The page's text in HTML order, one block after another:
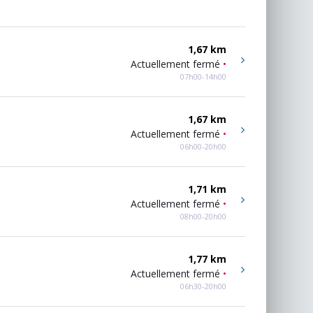
1,67 km
Actuellement fermé •
07h00-14h00
1,67 km
Actuellement fermé •
06h00-20h00
1,71 km
Actuellement fermé •
08h00-20h00
1,77 km
Actuellement fermé •
06h30-20h00